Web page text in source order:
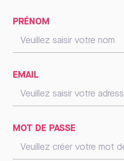
PRÉNOM
EMAIL
MOT DE PASSE